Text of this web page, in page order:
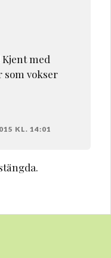
Kjent med
som vokser
KL. 14:01